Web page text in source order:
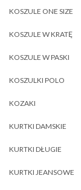
KOSZULE ONE SIZE
KOSZULE W KRATĘ
KOSZULE W PASKI
KOSZULKI POLO
KOZAKI
KURTKI DAMSKIE
KURTKI DŁUGIE
KURTKI JEANSOWE